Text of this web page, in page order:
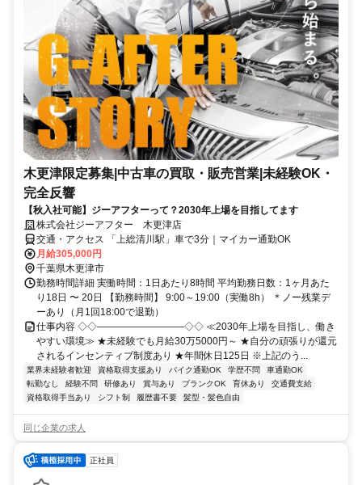
木更津限定募集|中古車の買取・販売営業|未経験OK・
完全反響
【秋入社可能】ジーアフターって？2030年上場を目指してます
株式会社ジーアフター 木更津店
交通・アクセス 「上総清川駅」車で3分｜マイカー通勤OK
月給305,000円
千葉県木更津市
勤務時間詳細 実働時間：1日あたり8時間 平均勤務日数：1ヶ月あた
り18日 〜 20日 【勤務時間】 9:00～19:00（実働8h） ＊ノー残業デ
ーあり（月1回18:00で退勤）
仕事内容 ◇◇―――――――――◇◇ ≪2030年上場を目指し、働き
やすい環境≫ ★未経験でも月給30万5000円～ ★自分の頑張りが還元
されるインセンティブ制度あり ★年間休日125日 ※上記のう...
業界未経験者歓迎 資格取得支援あり バイク通勤OK 学歴不問
車通勤OK
転勤なし
経験不問 研修あり 賞与あり ブランクOK 育休あり
交通費支給
資格取得手当あり
シフト制 履歴書不要 髪型・髪色自由
同じ企業の求人
正社員